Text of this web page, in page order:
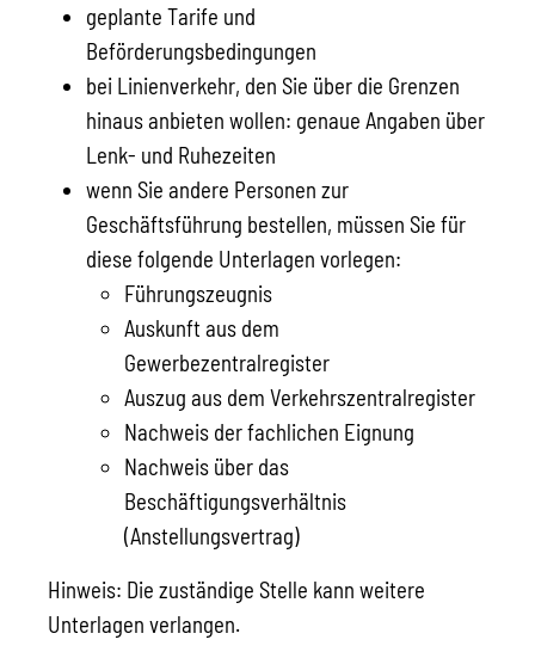
geplante Tarife und
Beförderungsbedingungen
bei Linienverkehr, den Sie über die Grenzen
hinaus anbieten wollen: genaue Angaben über
Lenk- und Ruhezeiten
wenn Sie andere Personen zur
Geschäftsführung bestellen, müssen Sie für
diese folgende Unterlagen vorlegen:
Führungszeugnis
Auskunft aus dem
Gewerbezentralregister
Auszug aus dem Verkehrszentralregister
Nachweis der fachlichen Eignung
Nachweis über das
Beschäftigungsverhältnis
(Anstellungsvertrag)
Hinweis: Die zuständige Stelle kann weitere
Unterlagen verlangen.